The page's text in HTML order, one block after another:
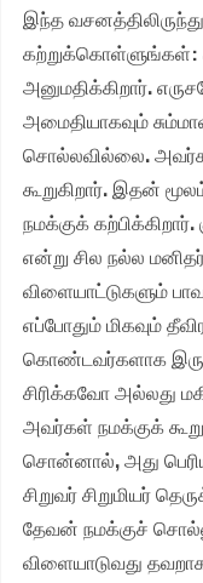
இந்த
கற்றுக்கொள்ளுங்கள்:
அனுமதிக்கிறார்.
அமைதியாகவும்
சொல்லவில்லை.
கூறுகிறார். இதன்
நமக்குக்
என்று சில நல்ல
விளையாட்டுகளும்
எப்போதும் மிகவும்
கொண்டவர்களாக
சிரிக்கவோ அல்லது
அவர்கள் நமக்குக்
சொன்னால், அது
சிறுவர் சிறுமியர்
தேவன் நமக்குச்
விளையாடுவது